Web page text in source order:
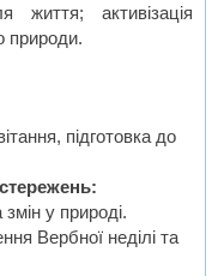
життя; активізація
природи.
підготовка до
у природі.
Вербної неділі та